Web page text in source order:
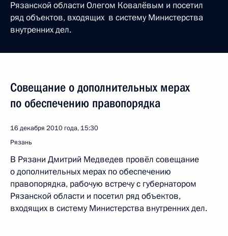
Рязанской области Олегом Ковалёвым и посетил
ряд объектов, входящих в систему Министерства
внутренних дел.
Совещание о дополнительных мерах
по обеспечению правопорядка
16 декабря 2010 года, 15:30
Рязань
В Рязани Дмитрий Медведев провёл совещание
о дополнительных мерах по обеспечению
правопорядка, рабочую встречу с губернатором
Рязанской области и посетил ряд объектов,
входящих в систему Министерства внутренних дел.